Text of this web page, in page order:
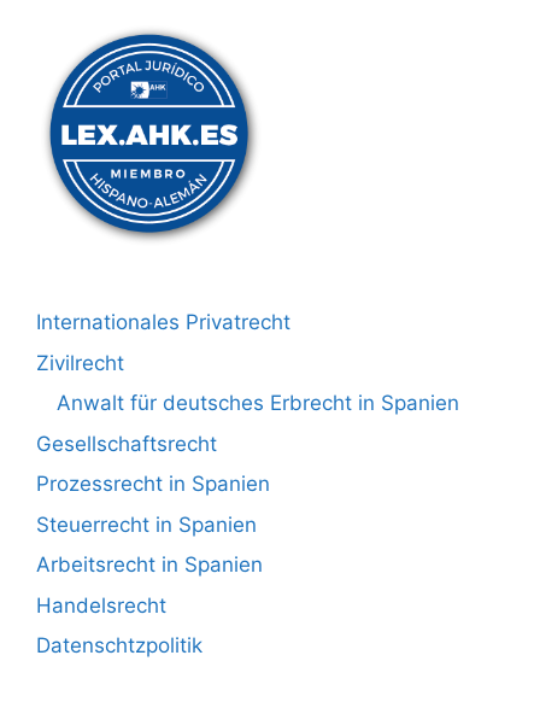
Internationales Privatrecht
Zivilrecht
Anwalt für deutsches Erbrecht in Spanien
Gesellschaftsrecht
Prozessrecht in Spanien
Steuerrecht in Spanien
Arbeitsrecht in Spanien
Handelsrecht
Datenschtzpolitik